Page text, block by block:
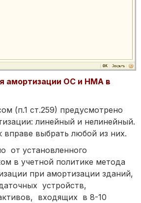
амортизации ОС и НМА в
(п.1 ст.259) предусмотрено
линейный и нелинейный.
вправе выбрать любой из них.
от установленного
в учетной политике метода
при амортизации зданий,
устройств,
входящих в 8-10